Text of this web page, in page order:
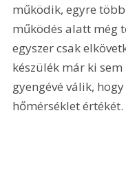
működik, egyre
működés alatt még
egyszer csak
készülék már ki
gyengévé válik,
hőmérséklet értékét.